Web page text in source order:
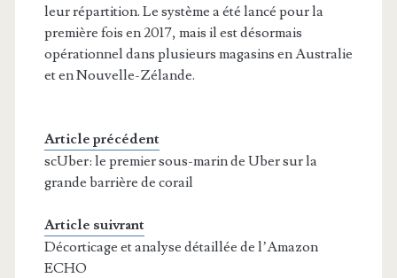
leur répartition. Le système a été lancé pour la
première fois en 2017, mais il est désormais
opérationnel dans plusieurs magasins en Australie
et en Nouvelle-Zélande.
Article précédent
scUber: le premier sous-marin de Uber sur la
grande barrière de corail
Article suivrant
Décorticage et analyse détaillée de l’Amazon
ECHO